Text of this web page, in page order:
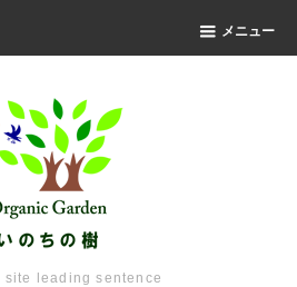
メニュー
site leading sentence